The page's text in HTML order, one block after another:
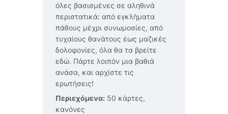
όλες βασισμένες σε αληθινά
περιστατικά: από εγκλήματα
πάθους μέχρι συνωμοσίες, από
τυχαίους θανάτους έως μαζικές
δολοφονίες, όλα θα τα βρείτε
εδώ. Πάρτε λοιπόν μια βαθιά
ανάσα, και αρχίστε τις
ερωτήσεις!
Περιεχόμενα: 50 κάρτες,
κανόνες